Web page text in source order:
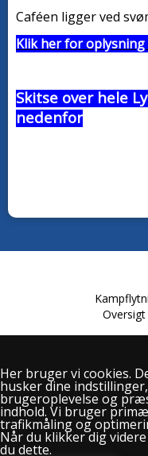
Caféen ligger ved
Klik her for
Skitse over hele
nedenfor
Lundtoftevej 61
2800 Kgs. Lyngby
Telefon: 2228 1921
info@lyngby-boldklub.dk
Her bruger vi cookies.
husker dine
brugeroplevelse og
indhold. Vi bruger
trafikmåling og
Når du klikker dig
du dette.